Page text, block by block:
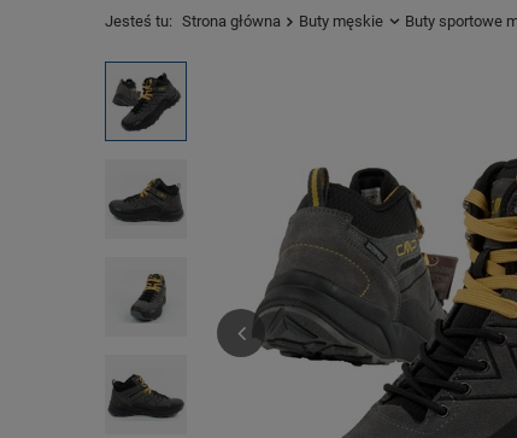
Jesteś tu: Strona główna Buty męskie Buty sportowe